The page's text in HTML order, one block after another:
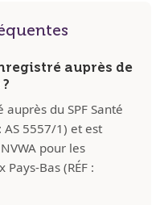
auprès de
du SPF Santé
5557/1) et est
pour les
Bas (RÉF :